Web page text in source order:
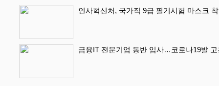
인사혁신처, 국가직 9급 필기시험 마스크
금융IT 전문기업 동반 입사…코로나19발